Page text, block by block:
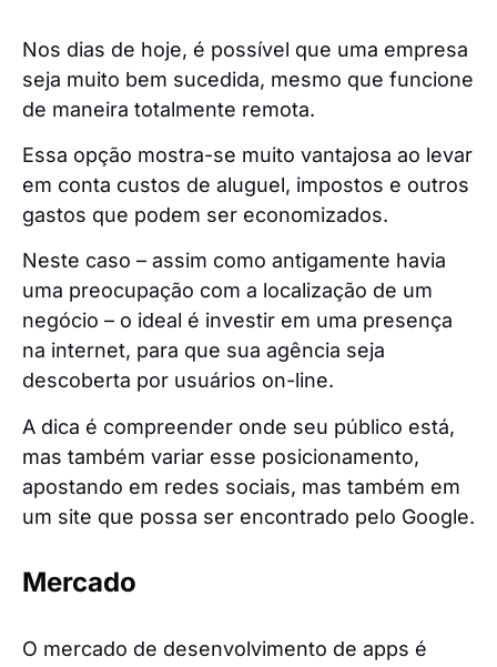
Nos dias de hoje, é possível que uma empresa
seja muito bem sucedida, mesmo que funcione
de maneira totalmente remota.
Essa opção mostra-se muito vantajosa ao levar
em conta custos de aluguel, impostos e outros
gastos que podem ser economizados.
Neste caso – assim como antigamente havia
uma preocupação com a localização de um
negócio – o ideal é investir em uma presença
na internet, para que sua agência seja
descoberta por usuários on-line.
A dica é compreender onde seu público está,
mas também variar esse posicionamento,
apostando em redes sociais, mas também em
um site que possa ser encontrado pelo Google.
Mercado
O mercado de desenvolvimento de apps é